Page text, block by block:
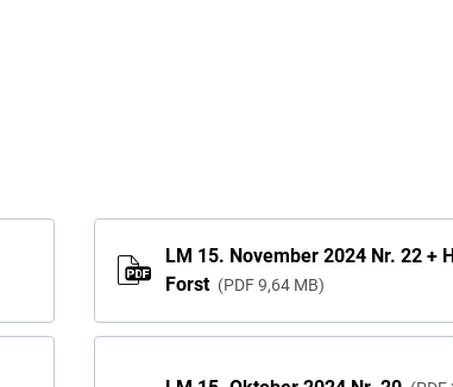
LM 15. November 2024 Nr. 22 +
Forst
PDF 9,64 MB